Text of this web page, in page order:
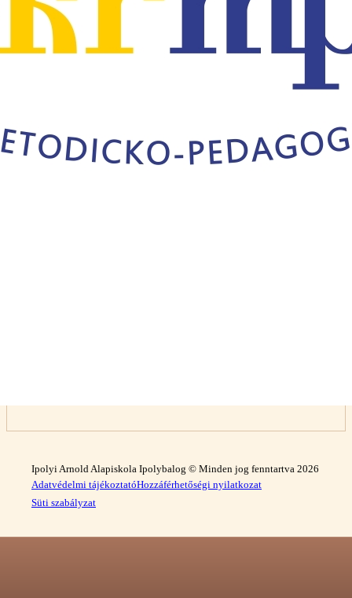
Ipolyi Arnold Alapiskola Ipolybalog © Minden jog fenntartva 2026
Adatvédelmi tájékoztatóHozzáférhetőségi nyilatkozat
Süti szabályzat